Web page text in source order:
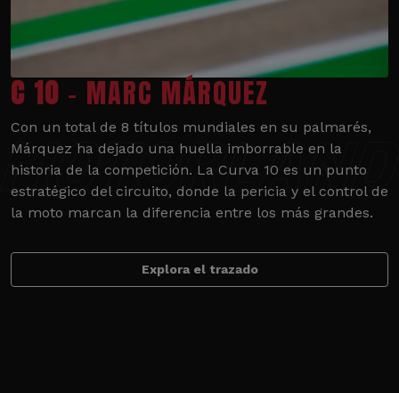
C 10 - MARC MÁRQUEZ
Con un total de 8 títulos mundiales en su palmarés,
Márquez ha dejado una huella imborrable en la
historia de la competición. La Curva 10 es un punto
estratégico del circuito, donde la pericia y el control de
la moto marcan la diferencia entre los más grandes.
Explora el trazado